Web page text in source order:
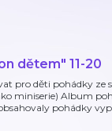
dětem" 11-20
pro děti pohádky ze
miniserie) Album
pohádky